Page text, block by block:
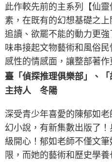
此作較先前的主系列【仙
素，在既有的幻想基礎之
追讀、欲罷不能的動力更
味串接起文物藝術和風俗
感性的情感面，讓整部著作
臺「偵探推理俱樂部」、
主持人 冬陽
深受青少年喜愛的陳郁如
幻小說，有新集數出版了
級開心！郁如老師不僅文
限，而她的藝術和歷史學